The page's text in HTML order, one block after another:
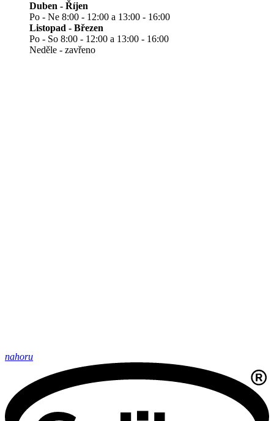
Duben - Říjen
Po - Ne 8:00 - 12:00 a 13:00 - 16:00
Listopad - Březen
Po - So 8:00 - 12:00 a 13:00 - 16:00
Neděle - zavřeno
nahoru